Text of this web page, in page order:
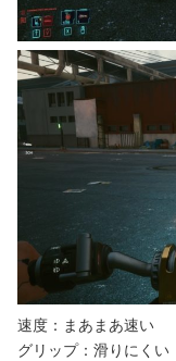
速度：まあまあ速い
グリップ：滑りにくい